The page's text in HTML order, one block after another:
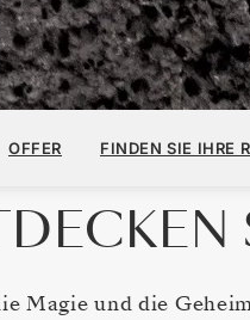
OFFER FINDEN SIE IHRE
Magie und die